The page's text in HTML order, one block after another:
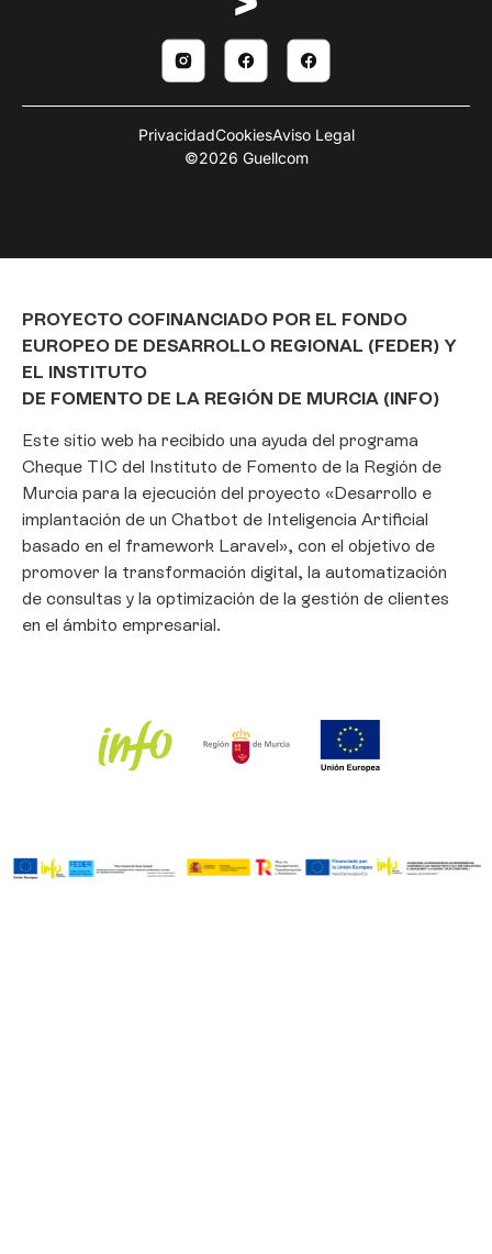
©2026 Guellcom
PrivacidadCookiesAviso Legal
PROYECTO COFINANCIADO POR EL FONDO
EUROPEO DE DESARROLLO REGIONAL (FEDER) Y
EL INSTITUTO
DE FOMENTO DE LA REGIÓN DE MURCIA (INFO)
Este sitio web ha recibido una ayuda del programa
Cheque TIC del Instituto de Fomento de la Región de
Murcia para la ejecución del proyecto «Desarrollo e
implantación de un Chatbot de Inteligencia Artificial
basado en el framework Laravel», con el objetivo de
promover la transformación digital, la automatización
de consultas y la optimización de la gestión de clientes
en el ámbito empresarial.